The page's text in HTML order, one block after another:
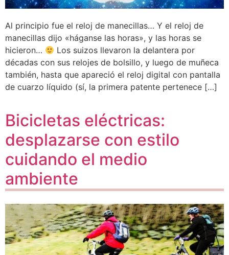
Al principio fue el reloj de manecillas… Y el reloj de
manecillas dijo «háganse las horas», y las horas se
hicieron…
Los suizos llevaron la delantera por
décadas con sus relojes de bolsillo, y luego de muñeca
también, hasta que apareció el reloj digital con pantalla
de cuarzo líquido (sí, la primera patente pertenece […]
Bicicletas eléctricas:
desplazarse con estilo
cuidando el medio
ambiente